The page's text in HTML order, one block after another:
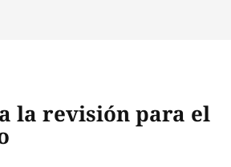
la revisión para el